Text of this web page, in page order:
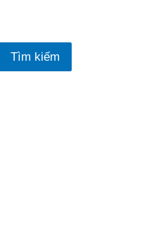
Tìm kiếm